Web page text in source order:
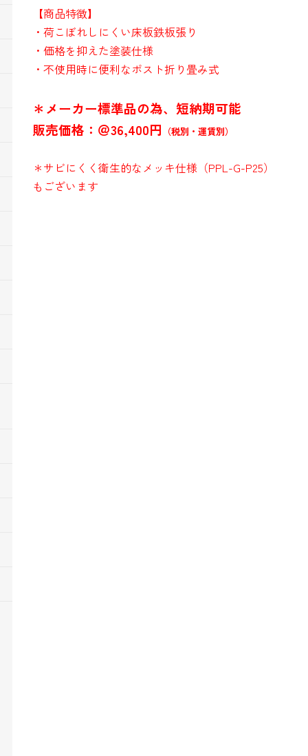
【商品特徴】
・荷こぼれしにくい床板鉄板張り
・価格を抑えた塗装仕様
・不使用時に便利なポスト折り畳み式
＊メーカー標準品の為、短納期可能
販売価格：＠36,400円 （税別・運賃別）
＊サビにくく衛生的なメッキ仕様（PPL-G-P25）
もございます